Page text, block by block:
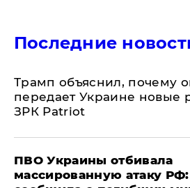
Последние
Трамп объяснил, почему
передает Украине новые
ЗРК Patriot
ПВО Украины отбивала
массированную атаку